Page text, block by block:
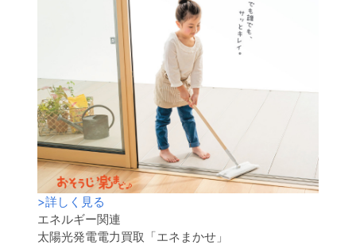
>詳しく見る
エネルギー関連
太陽光発電電力買取「エネまかせ」